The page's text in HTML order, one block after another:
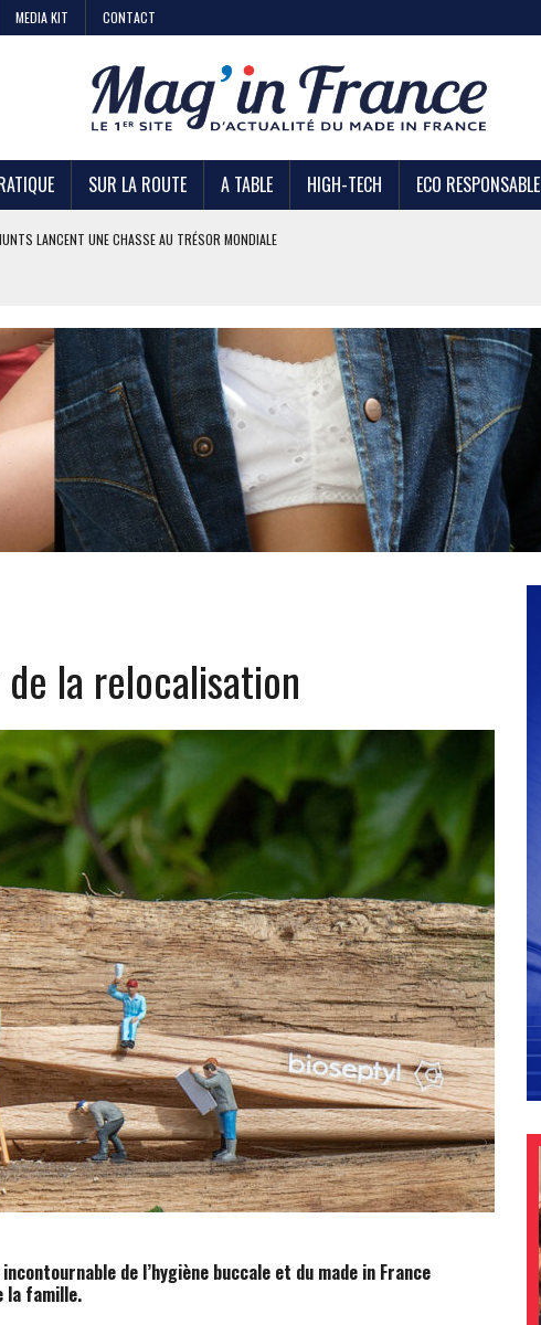
MEDIA KIT CONTACT
SUR LA ROUTE A TABLE HIGH-TECH ECO RESPONSABLE
FAIRE
ET KIABI
DE STRATÉGIE ?
AU TRÉSOR MONDIALE
la relocalisation
de l’hygiène buccale et du made in France
la famille.